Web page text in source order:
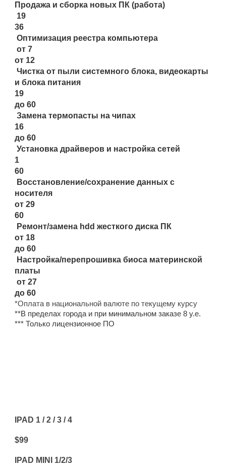
Продажа и сборка новых ПК (работа)
19
36
Оптимизация реестра компьютера
от 7
от 12
Чистка от пыли системного блока, видеокарты
и блока питания
19
до 60
Замена термопасты на чипах
16
до 60
Установка драйверов и настройка сетей
1
60
Восстановление/сохранение данных с
носителя
от 29
60
Ремонт/замена hdd жесткого диска ПК
от 18
до 60
Настройка/перепрошивка биоса материнской
платы
от 27
до 60
*Оплата в национальной валюте по текущему курсу
**В пределах города и при минимальном заказе 8 у.е.
*** Только лицензионное ПО
IPAD 1 / 2 / 3 / 4
$99
IPAD MINI 1/2/3